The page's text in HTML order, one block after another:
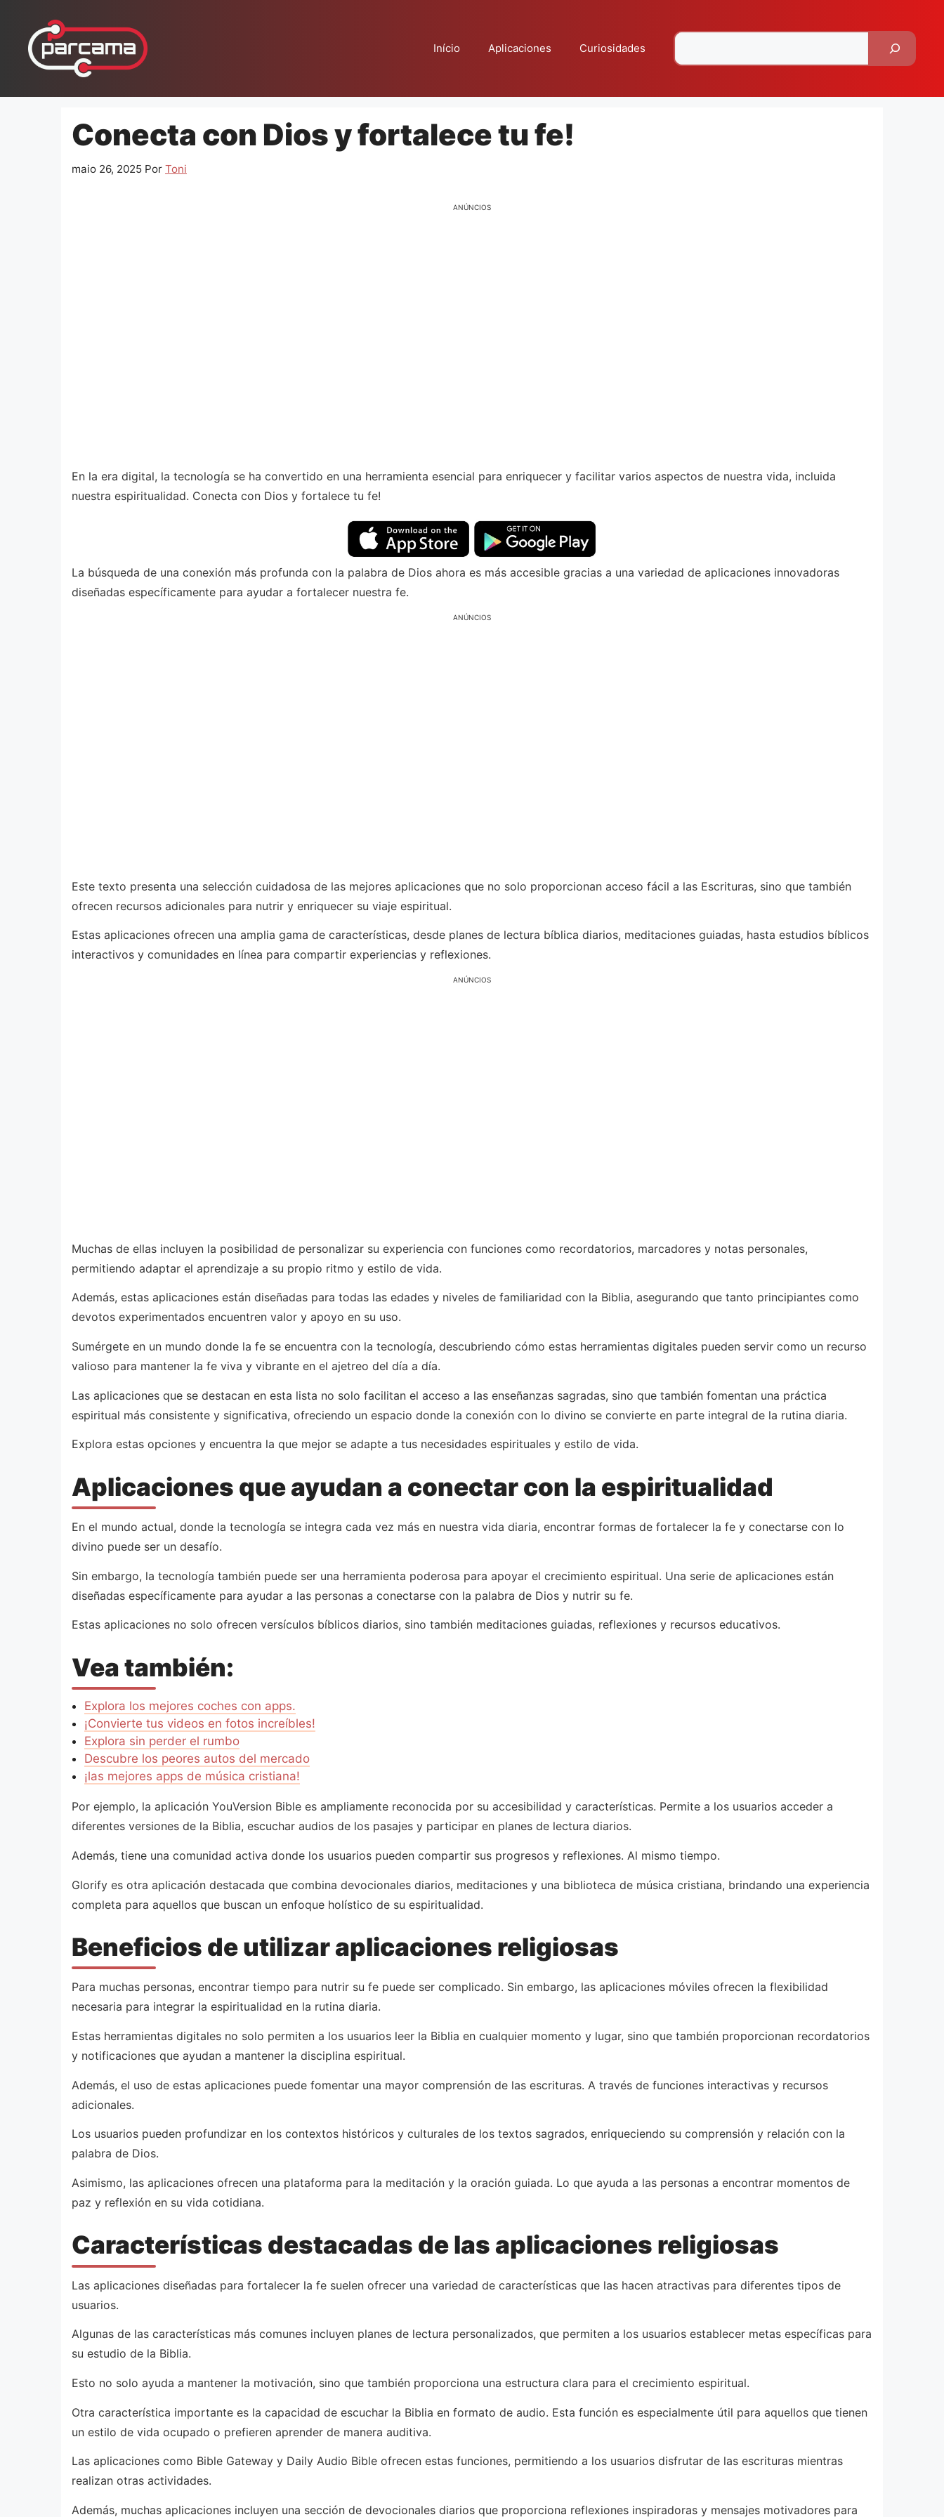
conteúdo
Início Aplicaciones Curiosidades
Conecta con Dios y fortalece tu fe!
maio 26, 2025 Por Toni
ANÚNCIOS
En la era digital, la tecnología se ha convertido en una herramienta esencial para enriquecer y facilitar varios aspectos de nuestra vida, incluida
nuestra espiritualidad. Conecta con Dios y fortalece tu fe!
La búsqueda de una conexión más profunda con la palabra de Dios ahora es más accesible gracias a una variedad de aplicaciones innovadoras
diseñadas específicamente para ayudar a fortalecer nuestra fe.
ANÚNCIOS
Este texto presenta una selección cuidadosa de las mejores aplicaciones que no solo proporcionan acceso fácil a las Escrituras, sino que también
ofrecen recursos adicionales para nutrir y enriquecer su viaje espiritual.
Estas aplicaciones ofrecen una amplia gama de características, desde planes de lectura bíblica diarios, meditaciones guiadas, hasta estudios bíblicos
interactivos y comunidades en línea para compartir experiencias y reflexiones.
ANÚNCIOS
Muchas de ellas incluyen la posibilidad de personalizar su experiencia con funciones como recordatorios, marcadores y notas personales,
permitiendo adaptar el aprendizaje a su propio ritmo y estilo de vida.
Además, estas aplicaciones están diseñadas para todas las edades y niveles de familiaridad con la Biblia, asegurando que tanto principiantes como
devotos experimentados encuentren valor y apoyo en su uso.
Sumérgete en un mundo donde la fe se encuentra con la tecnología, descubriendo cómo estas herramientas digitales pueden servir como un recurso
valioso para mantener la fe viva y vibrante en el ajetreo del día a día.
Las aplicaciones que se destacan en esta lista no solo facilitan el acceso a las enseñanzas sagradas, sino que también fomentan una práctica
espiritual más consistente y significativa, ofreciendo un espacio donde la conexión con lo divino se convierte en parte integral de la rutina diaria.
Explora estas opciones y encuentra la que mejor se adapte a tus necesidades espirituales y estilo de vida.
Aplicaciones que ayudan a conectar con la espiritualidad
En el mundo actual, donde la tecnología se integra cada vez más en nuestra vida diaria, encontrar formas de fortalecer la fe y conectarse con lo
divino puede ser un desafío.
Sin embargo, la tecnología también puede ser una herramienta poderosa para apoyar el crecimiento espiritual. Una serie de aplicaciones están
diseñadas específicamente para ayudar a las personas a conectarse con la palabra de Dios y nutrir su fe.
Estas aplicaciones no solo ofrecen versículos bíblicos diarios, sino también meditaciones guiadas, reflexiones y recursos educativos.
Vea también:
Explora los mejores coches con apps.
¡Convierte tus videos en fotos increíbles!
Explora sin perder el rumbo
Descubre los peores autos del mercado
¡las mejores apps de música cristiana!
Por ejemplo, la aplicación YouVersion Bible es ampliamente reconocida por su accesibilidad y características. Permite a los usuarios acceder a
diferentes versiones de la Biblia, escuchar audios de los pasajes y participar en planes de lectura diarios.
Además, tiene una comunidad activa donde los usuarios pueden compartir sus progresos y reflexiones. Al mismo tiempo.
Glorify es otra aplicación destacada que combina devocionales diarios, meditaciones y una biblioteca de música cristiana, brindando una experiencia
completa para aquellos que buscan un enfoque holístico de su espiritualidad.
Beneficios de utilizar aplicaciones religiosas
Para muchas personas, encontrar tiempo para nutrir su fe puede ser complicado. Sin embargo, las aplicaciones móviles ofrecen la flexibilidad
necesaria para integrar la espiritualidad en la rutina diaria.
Estas herramientas digitales no solo permiten a los usuarios leer la Biblia en cualquier momento y lugar, sino que también proporcionan recordatorios
y notificaciones que ayudan a mantener la disciplina espiritual.
Además, el uso de estas aplicaciones puede fomentar una mayor comprensión de las escrituras. A través de funciones interactivas y recursos
adicionales.
Los usuarios pueden profundizar en los contextos históricos y culturales de los textos sagrados, enriqueciendo su comprensión y relación con la
palabra de Dios.
Asimismo, las aplicaciones ofrecen una plataforma para la meditación y la oración guiada. Lo que ayuda a las personas a encontrar momentos de
paz y reflexión en su vida cotidiana.
Características destacadas de las aplicaciones religiosas
Las aplicaciones diseñadas para fortalecer la fe suelen ofrecer una variedad de características que las hacen atractivas para diferentes tipos de
usuarios.
Algunas de las características más comunes incluyen planes de lectura personalizados, que permiten a los usuarios establecer metas específicas para
su estudio de la Biblia.
Esto no solo ayuda a mantener la motivación, sino que también proporciona una estructura clara para el crecimiento espiritual.
Otra característica importante es la capacidad de escuchar la Biblia en formato de audio. Esta función es especialmente útil para aquellos que tienen
un estilo de vida ocupado o prefieren aprender de manera auditiva.
Las aplicaciones como Bible Gateway y Daily Audio Bible ofrecen estas funciones, permitiendo a los usuarios disfrutar de las escrituras mientras
realizan otras actividades.
Además, muchas aplicaciones incluyen una sección de devocionales diarios que proporciona reflexiones inspiradoras y mensajes motivadores para